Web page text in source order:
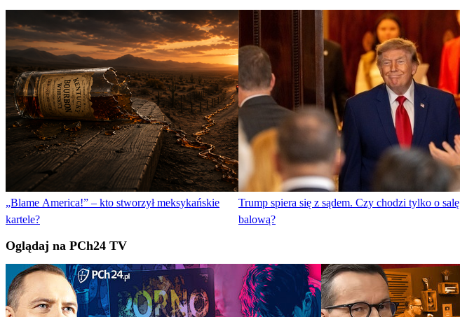
„Blame America!” – kto stworzył meksykańskie
kartele?
Trump spiera się z sądem. Czy chodzi tylko o salę
balową?
Oglądaj na PCh24 TV